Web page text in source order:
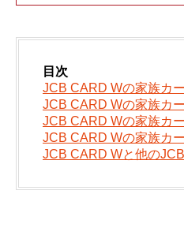
目次
JCB CARD Wの家族カ
JCB CARD Wの家族カ
JCB CARD Wの家族カ
JCB CARD Wの家族カ
JCB CARD Wと他の